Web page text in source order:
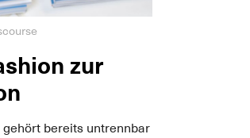
zur
bereits untrennbar